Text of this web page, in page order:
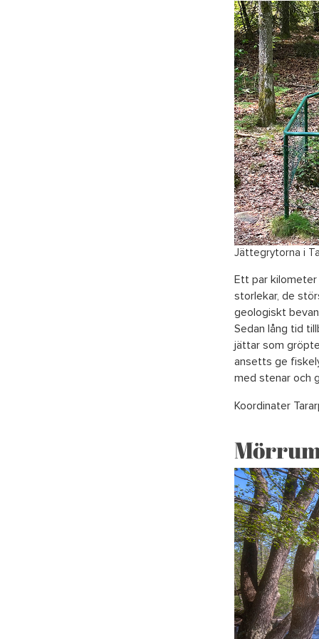
Jättegrytorna i
Ett par kilometer
storlekar, de
geologiskt
Sedan lång tid
jättar som
ansetts ge
med stenar och
Koordinater